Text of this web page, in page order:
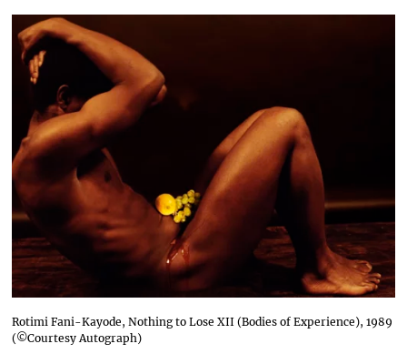
Rotimi Fani-Kayode, Nothing to Lose XII (Bodies of Experience), 1989
(©Courtesy Autograph)